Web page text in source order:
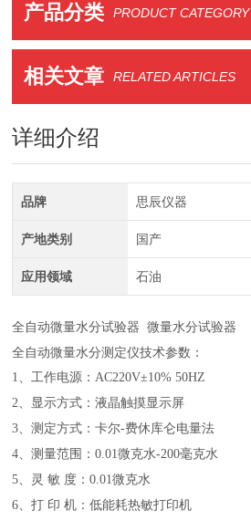
产品分类 PRODUCT CATEGORY
相关文章 RELATED ARTICLES
详细介绍
品牌 思辰仪器
产地类别 国产
应用领域 石油
全自动微量水分试验器 微量水分试验器
全自动微量水分测定仪技术参数：
1、工作电源：AC220V±10% 50HZ
2、显示方式：液晶触摸显示屏
3、测定方式：卡尔-费休库仑电量法
4、测量范围：0.01微克水-200毫克水
5、灵 敏 度：0.01微克水
6、打 印 机：低能耗热敏打印机